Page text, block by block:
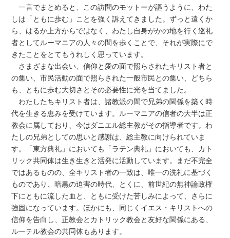
一言でまとめると、この訪問のモットーが謳うように、わた
しは「ともに歩む」ことを強く訴えてきました。ずっと遠くか
ら、はるか上方からではなく、わたし自身がかの地を行く巡礼
者としてルーマニアの人々の間を歩くことで、それが実際にで
きたことをとてもうれしく思っています。
さまざまな出会い、信仰と愛の面で照らされたキリスト者と
の集い、市民活動の面で照らされた一般市民との集い、どちら
も、ともに歩む大切さとその必要性に光を当てました。
わたしたちキリスト者は、諸教派の間で兄弟の関係を築く時
代を生きる恵みを受けています。ルーマニアの信者の大半は正
教会に属しており、今はダニエル総主教がその指導者です。わ
たしの兄弟としての思いと感謝は、総主教に向けられていま
す。「東方典礼」においても「ラテン典礼」においても、カト
リック共同体は生き生きと活発に活動しています。まだ不完全
ではあるものの、全キリスト者の一致は、唯一の洗礼に基づく
ものであり、暗黒の迫害の時代、とくに、前世紀の無神論政権
下にともに流した血と、ともに受けた苦しみによって、さらに
強固になっています。ほかにも、同じくイエス・キリストへの
信仰を告白し、正教会とカトリック教会と友好な関係にある、
ルーテル教会の共同体もあります。